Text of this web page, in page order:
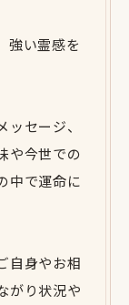
強い霊感を
セージ、
や今世での
中で運命に
自身やお相
がり状況や